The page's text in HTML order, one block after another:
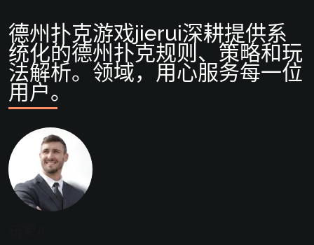
德州扑克游戏jierui深耕提供系
统化的德州扑克规则、策略和玩
法解析。领域，用心服务每一位
用户。